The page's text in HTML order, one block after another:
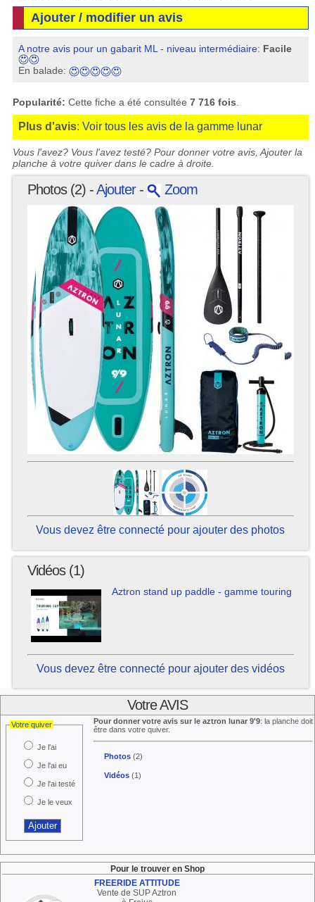
Ajouter / modifier un avis
A notre avis pour un gabarit ML - niveau intermédiaire: Facile
En balade:
Popularité: Cette fiche a été consultée 7 716 fois
Plus d'avis:Voir tous les avis de la gamme lunar
Vous l'avez? Vous l'avez testé? Pour donner votre avis, Ajouter la
planche à votre quiver dans le cadre à droite.
Photos (2) -Ajouter- Zoom
Vous devez être connecté pour ajouter des photos
Vidéos (1)
Aztron stand up paddle - gamme touring
Vous devez être connecté pour ajouter des vidéos
Votre AVIS
Votre quiver
Je l'ai
Je l'ai eu
Je l'ai testé
Je le veux
Pour donner votre avis sur le aztron lunar 9'9: la planche doit
être dans votre quiver.
Photos (2)
Vidéos (1)
Pour le trouver en Shop
FREERIDE ATTITUDE
Vente de SUP Aztron